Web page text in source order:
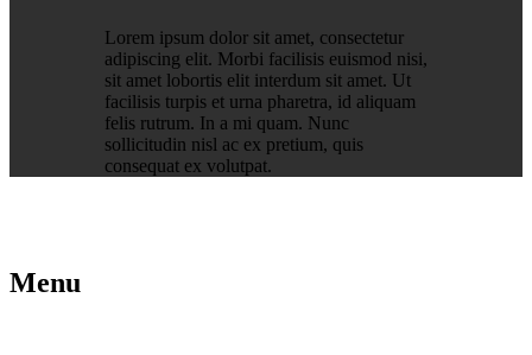
Lorem ipsum dolor sit amet, consectetur
adipiscing elit. Morbi facilisis euismod nisi,
sit amet lobortis elit interdum sit amet. Ut
facilisis turpis et urna pharetra, id aliquam
felis rutrum. In a mi quam. Nunc
sollicitudin nisl ac ex pretium, quis
consequat ex volutpat.
Menu